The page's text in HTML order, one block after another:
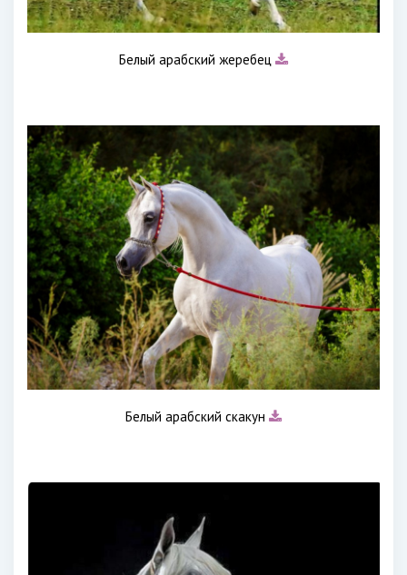
Белый арабский жеребец
Белый арабский скакун